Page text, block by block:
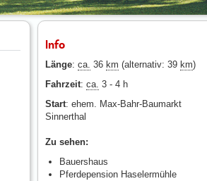
Info
Länge: ca. 36 km (alternativ: 39 km)
Fahrzeit: ca. 3 - 4 h
Start: ehem. Max-Bahr-Baumarkt
Sinnerthal
Zu sehen:
Bauershaus
Pferdepension Haselermühle